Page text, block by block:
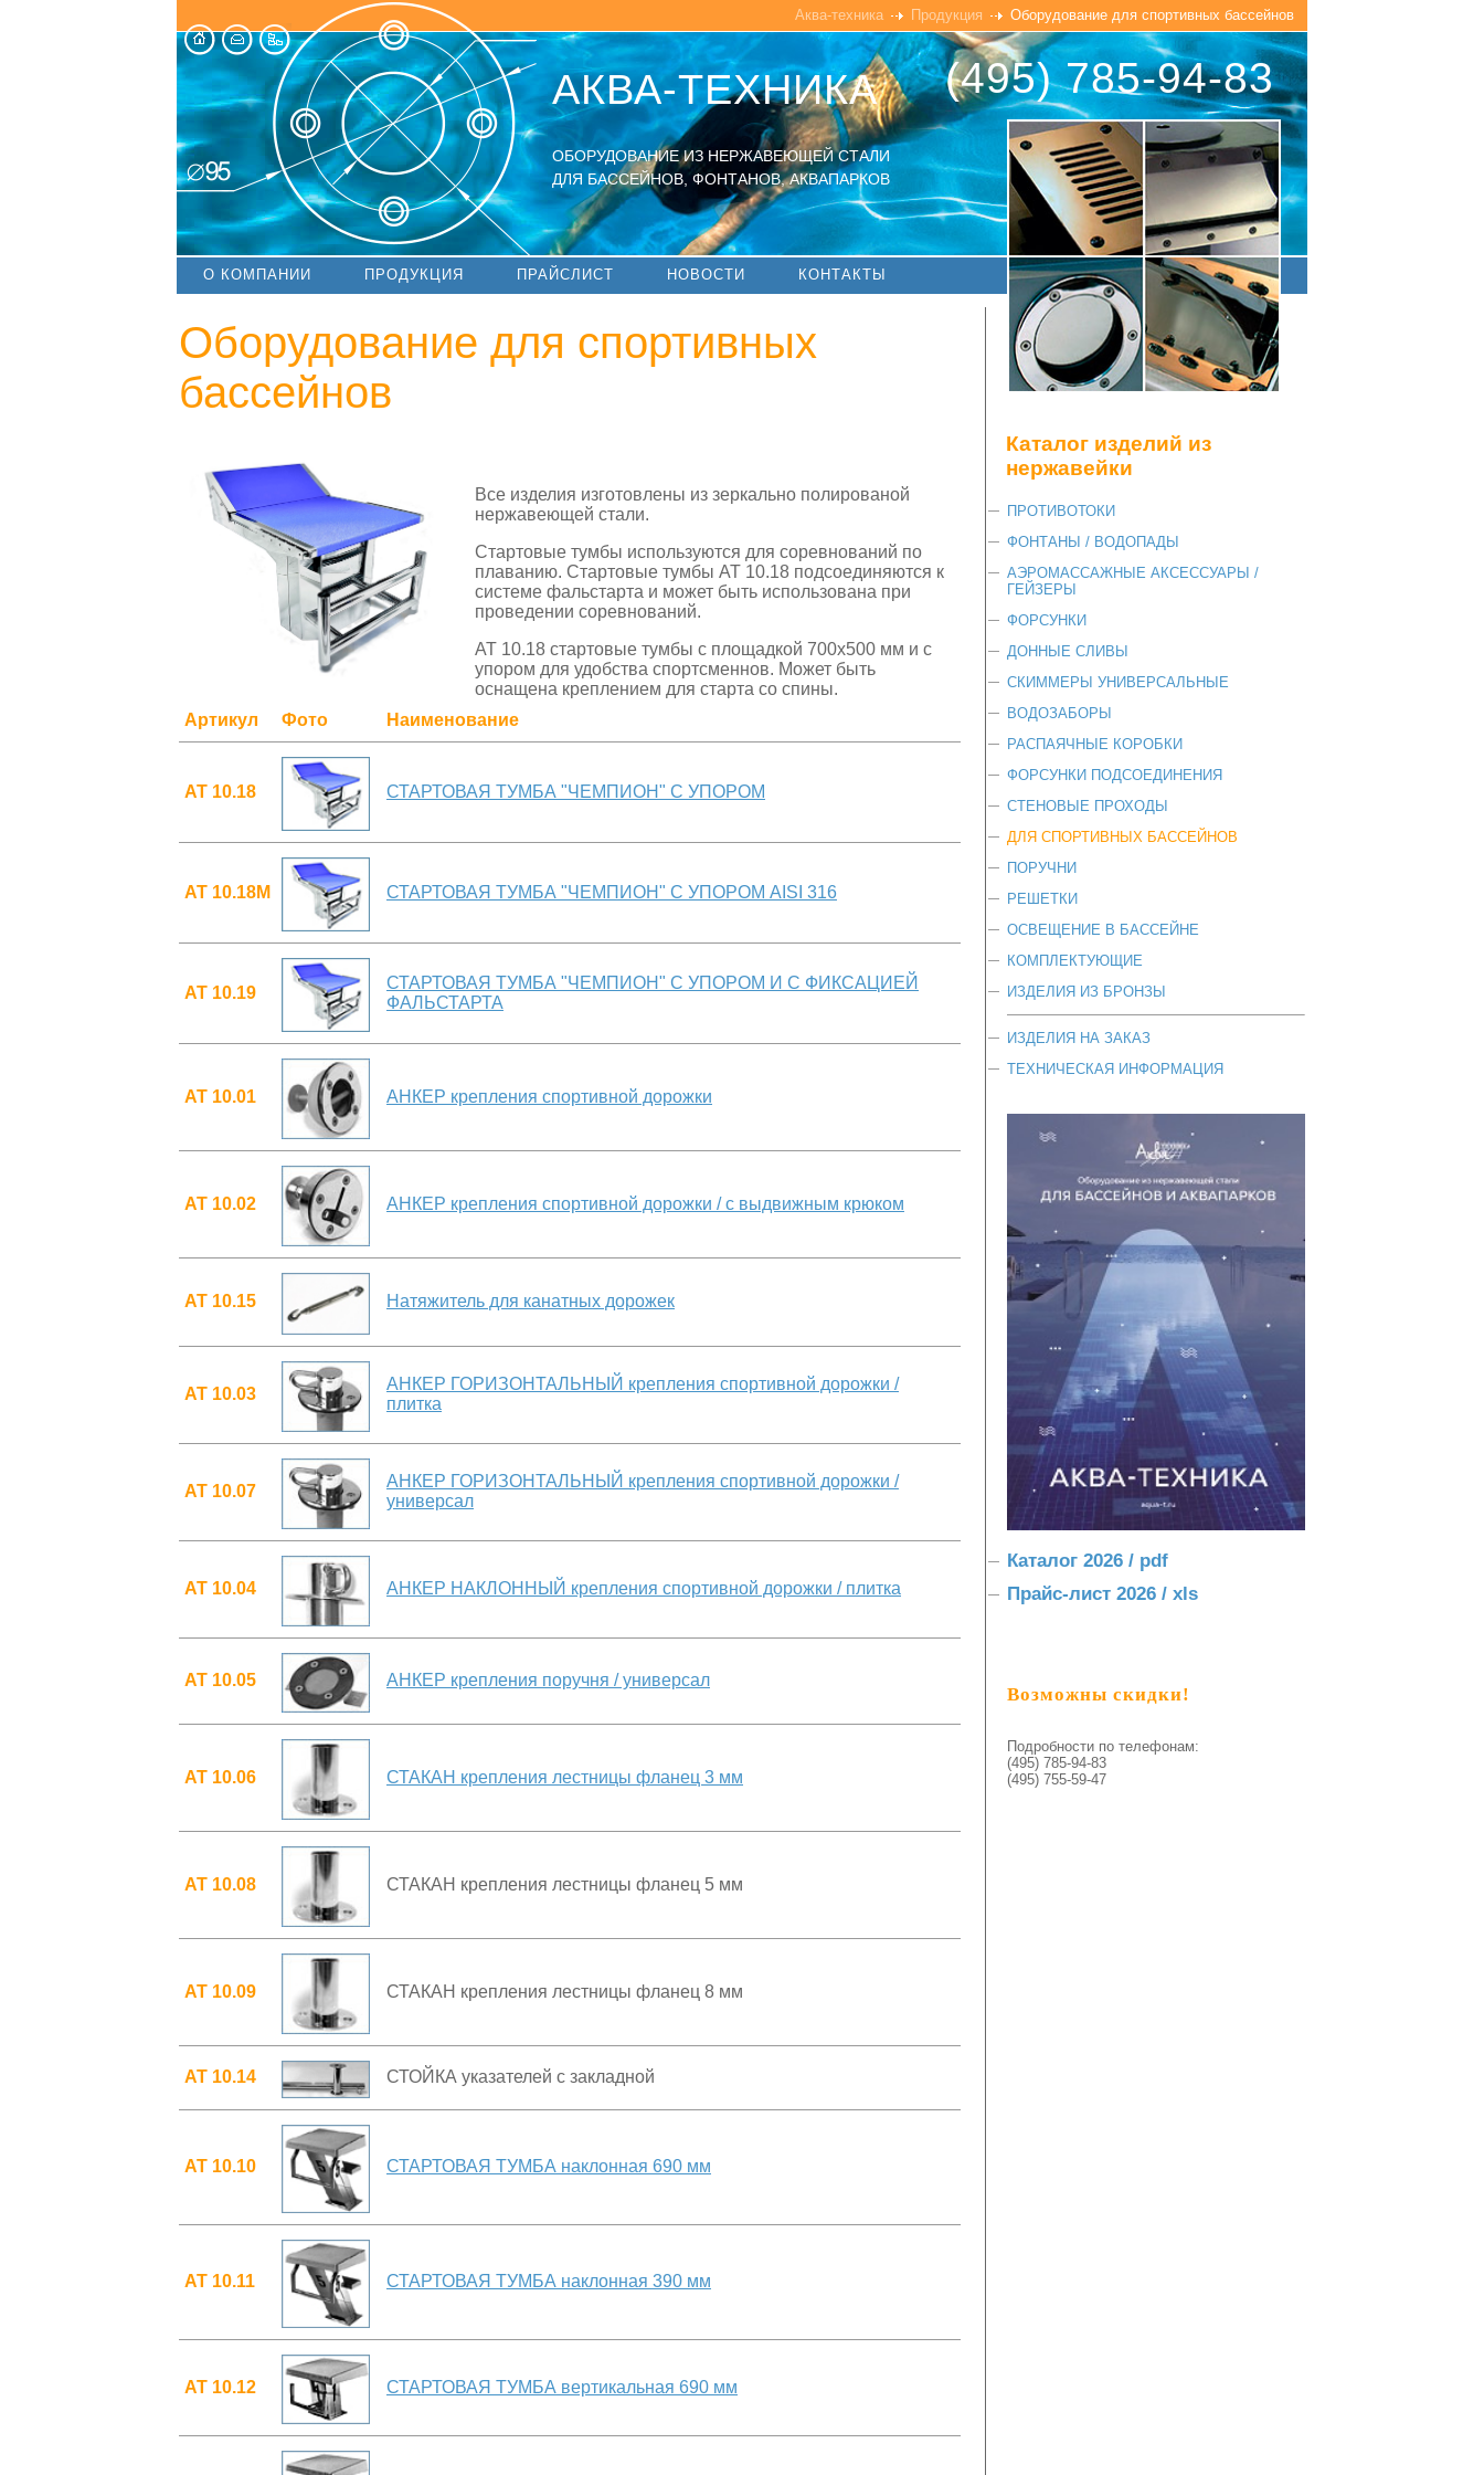
Аква-техника Продукция Оборудование для спортивных бассейнов
(495) 785-94-83
АКВА-ТЕХНИКА
ОБОРУДОВАНИЕ ИЗ НЕРЖАВЕЮЩЕЙ СТАЛИ
ДЛЯ БАССЕЙНОВ, ФОНТАНОВ, АКВАПАРКОВ
О КОМПАНИИ ПРОДУКЦИЯ ПРАЙСЛИСТ НОВОСТИ КОНТАКТЫ
Оборудование для спортивных
бассейнов
Все изделия изготовлены из зеркально полированой
нержавеющей стали.
Стартовые тумбы используются для соревнований по
плаванию. Стартовые тумбы АТ 10.18 подсоединяются к
системе фальстарта и может быть использована при
проведении соревнований.
АТ 10.18 стартовые тумбы с площадкой 700х500 мм и с
упором для удобства спортсменнов. Может быть
оснащена креплением для старта со спины.
Артикул
Фото Наименование
АТ 10.18 СТАРТОВАЯ ТУМБА "ЧЕМПИОН" С УПОРОМ
АТ 10.18М СТАРТОВАЯ ТУМБА "ЧЕМПИОН" С УПОРОМ AISI 316
АТ 10.19
СТАРТОВАЯ ТУМБА "ЧЕМПИОН" С УПОРОМ И С ФИКСАЦИЕЙ
ФАЛЬСТАРТА
АТ 10.01 АНКЕР крепления спортивной дорожки
АТ 10.02 АНКЕР крепления спортивной дорожки / с выдвижным крюком
АТ 10.15 Натяжитель для канатных дорожек
АТ 10.03
АНКЕР ГОРИЗОНТАЛЬНЫЙ крепления спортивной дорожки /
плитка
АТ 10.07
АНКЕР ГОРИЗОНТАЛЬНЫЙ крепления спортивной дорожки /
универсал
АТ 10.04 АНКЕР НАКЛОННЫЙ крепления спортивной дорожки / плитка
АТ 10.05 АНКЕР крепления поручня / универсал
АТ 10.06 СТАКАН крепления лестницы фланец 3 мм
АТ 10.08 СТАКАН крепления лестницы фланец 5 мм
АТ 10.09 СТАКАН крепления лестницы фланец 8 мм
АТ 10.14 СТОЙКА указателей с закладной
АТ 10.10 СТАРТОВАЯ ТУМБА наклонная 690 мм
АТ 10.11 СТАРТОВАЯ ТУМБА наклонная 390 мм
АТ 10.12 СТАРТОВАЯ ТУМБА вертикальная 690 мм
Каталог изделий из
нержавейки
ПРОТИВОТОКИ
ФОНТАНЫ / ВОДОПАДЫ
АЭРОМАССАЖНЫЕ АКСЕССУАРЫ /
ГЕЙЗЕРЫ
ФОРСУНКИ
ДОННЫЕ СЛИВЫ
СКИММЕРЫ УНИВЕРСАЛЬНЫЕ
ВОДОЗАБОРЫ
РАСПАЯЧНЫЕ КОРОБКИ
ФОРСУНКИ ПОДСОЕДИНЕНИЯ
СТЕНОВЫЕ ПРОХОДЫ
ДЛЯ СПОРТИВНЫХ БАССЕЙНОВ
ПОРУЧНИ
РЕШЕТКИ
ОСВЕЩЕНИЕ В БАССЕЙНЕ
КОМПЛЕКТУЮЩИЕ
ИЗДЕЛИЯ ИЗ БРОНЗЫ
ИЗДЕЛИЯ НА ЗАКАЗ
ТЕХНИЧЕСКАЯ ИНФОРМАЦИЯ
Каталог 2026 / pdf
Прайс-лист 2026 / xls
Возможны скидки!
Подробности по телефонам:
(495) 785-94-83
(495) 755-59-47